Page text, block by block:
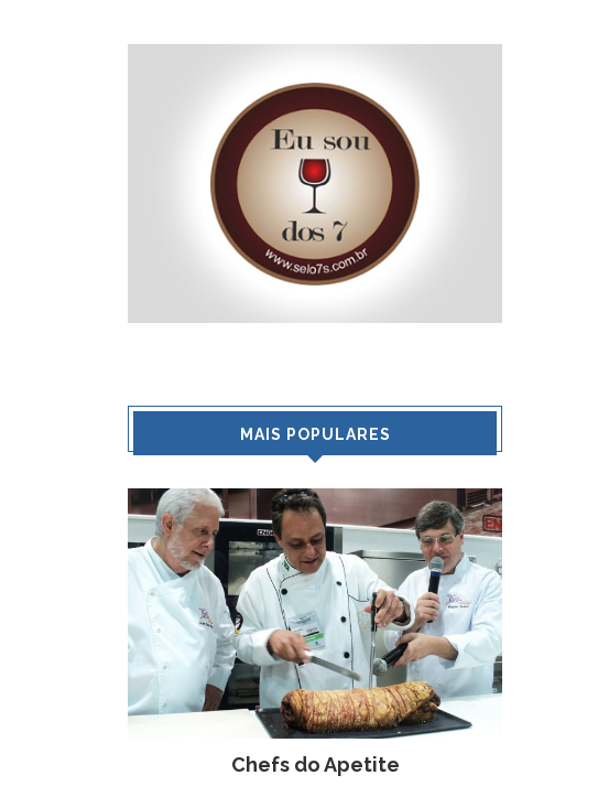
MAIS POPULARES
Chefs do Apetite